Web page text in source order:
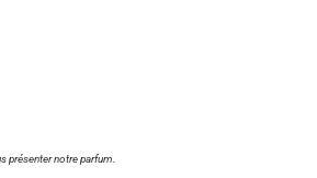
présenter notre parfum.